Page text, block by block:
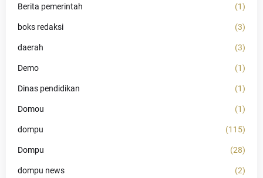
Berita pemerintah (1)
boks redaksi (3)
daerah (3)
Demo (1)
Dinas pendidikan (1)
Domou (1)
dompu (115)
Dompu (28)
dompu news (2)